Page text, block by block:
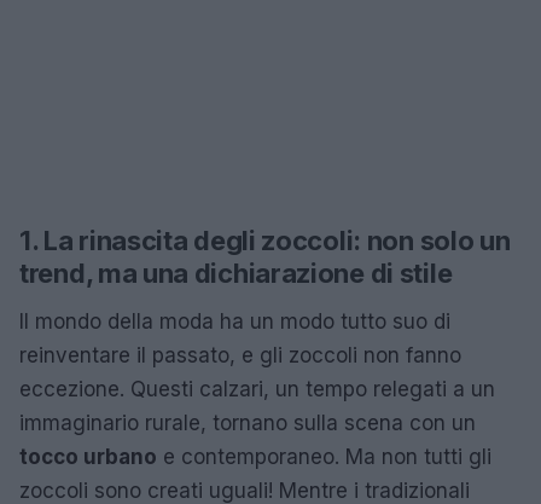
1. La rinascita degli zoccoli: non solo un
trend, ma una dichiarazione di stile
Il mondo della moda ha un modo tutto suo di
reinventare il passato, e gli zoccoli non fanno
eccezione. Questi calzari, un tempo relegati a un
immaginario rurale, tornano sulla scena con un
tocco urbano e contemporaneo. Ma non tutti gli
zoccoli sono creati uguali! Mentre i tradizionali